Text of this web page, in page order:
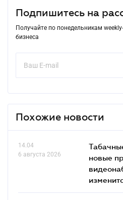
Подпишитесь на
Получайте по понедельникам
бизнеса
Похожие новости
14.04
6 августа 2026
новые